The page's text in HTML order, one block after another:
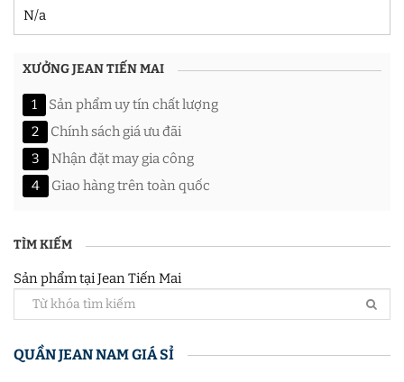
N/a
XƯỞNG JEAN TIẾN MAI
1
Sản phẩm uy tín chất lượng
2
Chính sách giá ưu đãi
3
Nhận đặt may gia công
4
Giao hàng trên toàn quốc
TÌM KIẾM
Sản phẩm tại Jean Tiến Mai
QUẦN JEAN NAM GIÁ SỈ